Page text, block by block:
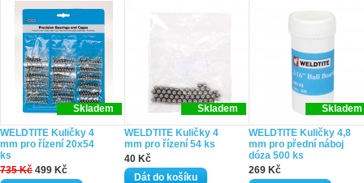
Skladem
WELDTITE Kuličky 4
mm pro řízení 20x54
ks
735 Kč 499 Kč
Skladem
WELDTITE Kuličky 4
mm pro řízení 54 ks
40 Kč
Skladem
WELDTITE Kuličky 4,8
mm pro přední náboj
dóza 500 ks
269 Kč